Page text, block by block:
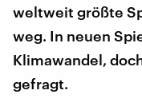
weltweit größte
weg. In neuen
Klimawandel,
gefragt.